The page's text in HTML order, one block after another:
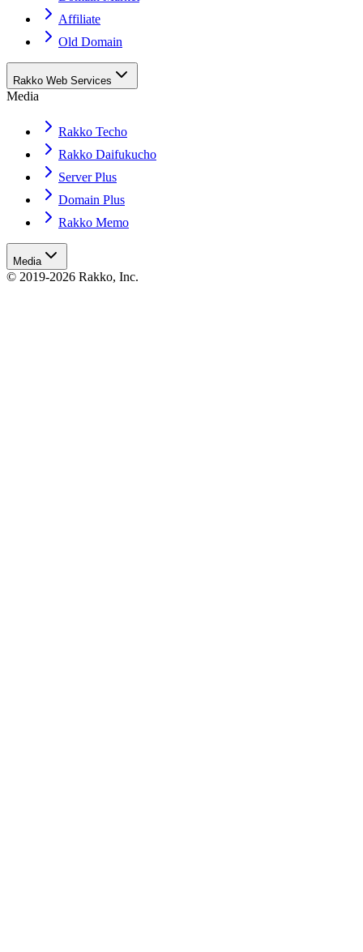
Affiliate
Old Domain
Rakko Web Services
Media
Rakko Techo
Rakko Daifukucho
Server Plus
Domain Plus
Rakko Memo
Media
© 2019-2026 Rakko, Inc.